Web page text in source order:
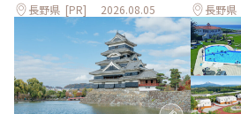
長野県 [PR] 2026.08.05 長野県